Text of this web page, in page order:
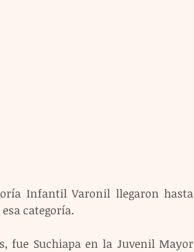
Infantil Varonil llegaron hasta
categoría.
fue Suchiapa en la Juvenil Mayor